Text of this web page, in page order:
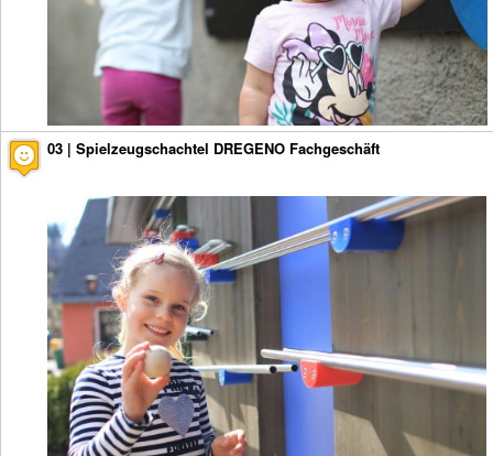
03 | Spielzeugschachtel DREGENO Fachgeschäft